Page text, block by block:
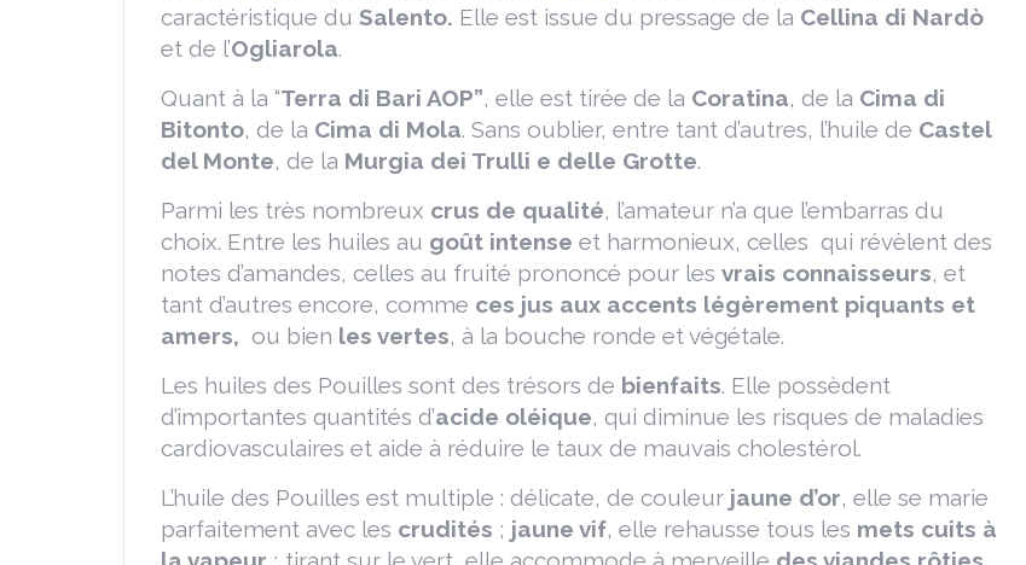
caractéristique du Salento. Elle est issue du pressage de la Cellina di Nardò
et de l’Ogliarola.
Quant à la “Terra di Bari AOP”, elle est tirée de la Coratina, de la Cima di
Bitonto, de la Cima di Mola. Sans oublier, entre tant d’autres, l’huile de Castel
del Monte, de la Murgia dei Trulli e delle Grotte.
Parmi les très nombreux crus de qualité, l’amateur n’a que l’embarras du
choix. Entre les huiles au goût intense et harmonieux, celles qui révèlent des
notes d’amandes, celles au fruité prononcé pour les vrais connaisseurs, et
tant d’autres encore, comme ces jus aux accents légèrement piquants et
amers, ou bien les vertes, à la bouche ronde et végétale.
Les huiles des Pouilles sont des trésors de bienfaits. Elle possèdent
d’importantes quantités d’acide oléique, qui diminue les risques de maladies
cardiovasculaires et aide à réduire le taux de mauvais cholestérol.
L’huile des Pouilles est multiple : délicate, de couleur jaune d’or, elle se marie
parfaitement avec les crudités ; jaune vif, elle rehausse tous les mets cuits à